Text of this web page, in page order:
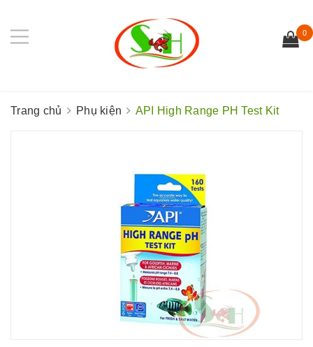
0
Trang chủ Phụ kiện API High Range PH Test Kit